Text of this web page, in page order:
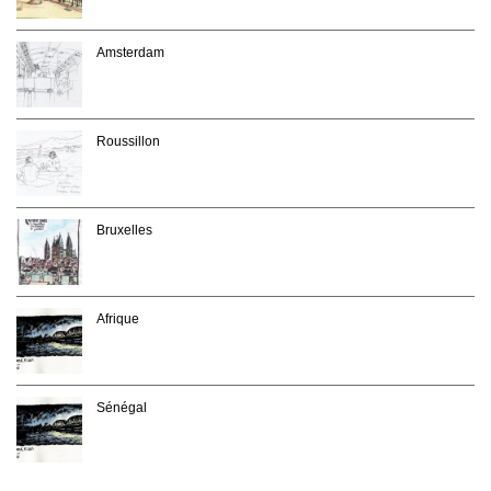
Amsterdam
Roussillon
Bruxelles
Afrique
Sénégal